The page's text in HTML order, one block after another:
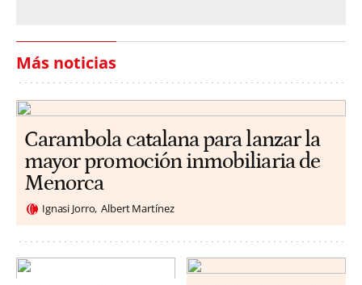
Más noticias
Carambola catalana para lanzar la
mayor promoción inmobiliaria de
Menorca
Ignasi Jorro Albert Martínez